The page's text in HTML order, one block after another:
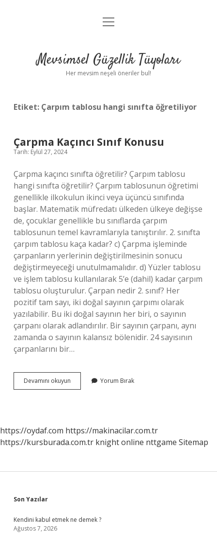
Anasayfa
Yasal Uyarı
menüyü
Mevsimsel Güzellik Tüyoları
Her mevsim neşeli öneriler bul!
Etiket: Çarpım tablosu hangi sınıfta öğretiliyor
Çarpma Kaçıncı Sınıf Konusu
Tarih: Eylül 27, 2024
Çarpma kaçıncı sınıfta öğretilir? Çarpım tablosu
hangi sınıfta öğretilir? Çarpım tablosunun öğretimi
genellikle ilkokulun ikinci veya üçüncü sınıfında
başlar. Matematik müfredatı ülkeden ülkeye değişse
de, çocuklar genellikle bu sınıflarda çarpım
tablosunun temel kavramlarıyla tanıştırılır. 2. sınıfta
çarpım tablosu kaça kadar? c) Çarpma işleminde
çarpanların yerlerinin değiştirilmesinin sonucu
değiştirmeyeceği unutulmamalıdır. d) Yüzler tablosu
ve işlem tablosu kullanılarak 5’e (dahil) kadar çarpım
tablosu oluşturulur. Çarpan nedir 2. sınıf? Her
pozitif tam sayı, iki doğal sayının çarpımı olarak
yazılabilir. Bu iki doğal sayının her biri, o sayının
çarpanı olarak adlandırılır. Bir sayının çarpanı, aynı
zamanda o sayının kalansız bölenidir. 24 sayısının
çarpanlarını bir…
Devamını okuyun Çarpma
Kaçıncı
Yorum Bırak
https://oydaf.com https://makinacilar.com.tr
https://kursburada.com.tr knight online nttgame Sitemap
Sidebar
Son Yazılar
Kendini kabul etmek ne demek ?
Ağustos 7, 2026